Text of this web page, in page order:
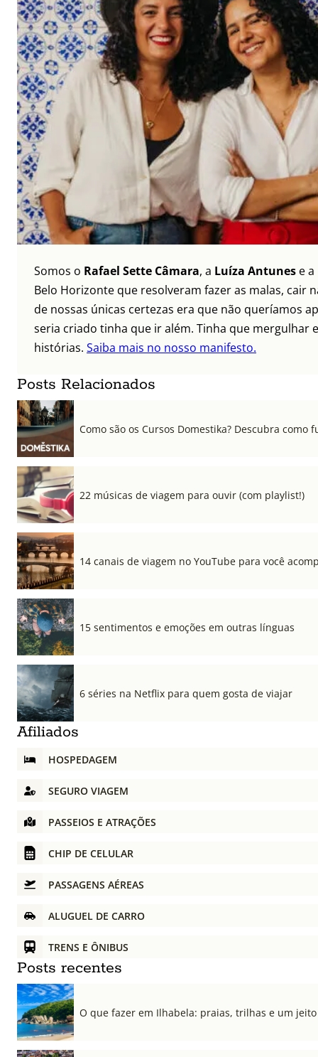
Somos o Rafael Sette Câmara, a Luíza Antunes e a
Belo Horizonte que resolveram fazer as malas, cair
de nossas únicas certezas era que não queríamos
seria criado tinha que ir além. Tinha que mergulhar
histórias. Saiba mais no nosso manifesto.
Posts Relacionados
Como são os Cursos Domestika? Descubra como
22 músicas de viagem para ouvir (com playlist!)
14 canais de viagem no YouTube para você
15 sentimentos e emoções em outras línguas
6 séries na Netflix para quem gosta de viajar
Afiliados
HOSPEDAGEM
SEGURO VIAGEM
PASSEIOS E ATRAÇÕES
CHIP DE CELULAR
PASSAGENS AÉREAS
ALUGUEL DE CARRO
TRENS E ÔNIBUS
Posts recentes
O que fazer em Ilhabela: praias, trilhas e um